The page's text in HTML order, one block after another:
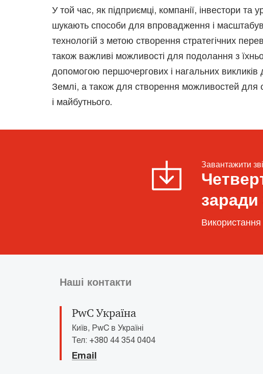
У той час, як підприємці, компанії, інвестори та
шукають способи для впровадження і
технологій з метою створення стратегічних
також важливі можливості для подолання з
допомогою першочергових і нагальних викликів
Землі, а також для створення можливостей для
і майбутнього.
Завантажити
заради
Наші контакти
PwC Україна
Київ, PwC в Україні
Тел: +380 44 354 0404
Email